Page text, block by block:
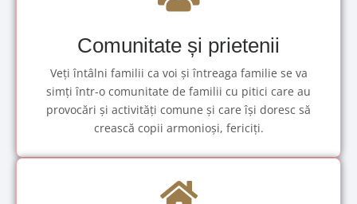
Comunitate și prietenii
Veți întâlni familii ca voi și întreaga familie se va
simți într-o comunitate de familii cu pitici care au
provocări și activități comune și care își doresc să
crească copii armonioși, fericiți.